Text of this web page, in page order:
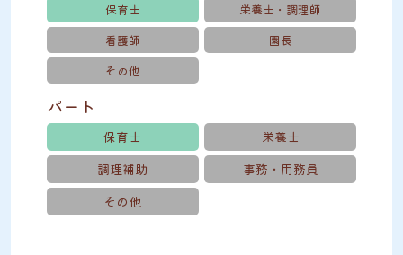
保育士
栄養士・調理師
看護師
園長
その他
パート
保育士
栄養士
調理補助
事務・用務員
その他